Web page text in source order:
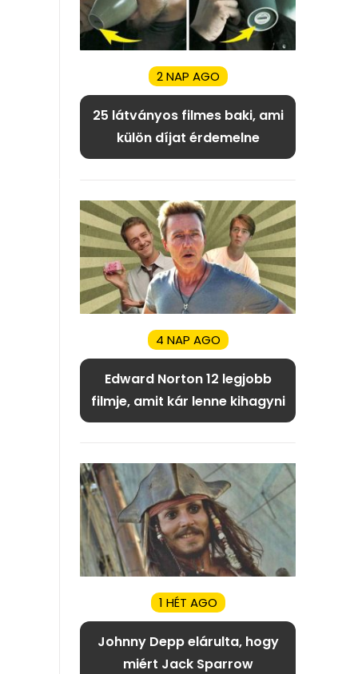
2 NAP AGO
25 látványos filmes baki, ami
külön díjat érdemelne
4 NAP AGO
Edward Norton 12 legjobb
filmje, amit kár lenne kihagyni
1 HÉT AGO
Johnny Depp elárulta, hogy
miért Jack Sparrow